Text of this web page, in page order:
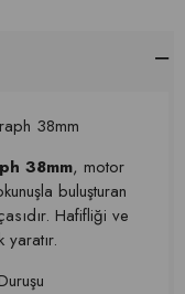
38mm
38mm, motor
buluşturan
Hafifliği ve
yaratır.